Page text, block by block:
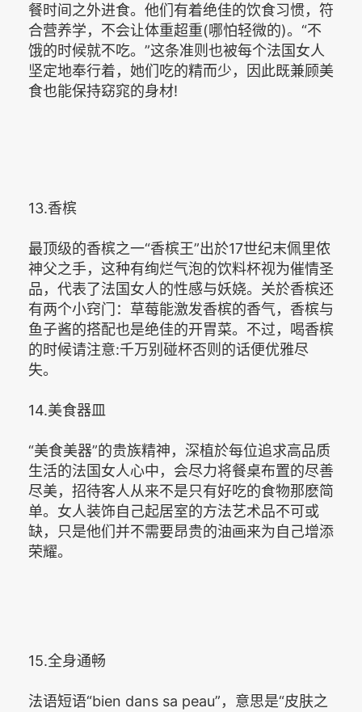
餐时间之外进食。他们有着绝佳的饮食习惯，符
合营养学，不会让体重超重(哪怕轻微的)。“不
饿的时候就不吃。”这条准则也被每个法国女人
坚定地奉行着，她们吃的精而少，因此既兼顾美
食也能保持窈窕的身材!
13.香槟
最顶级的香槟之一“香槟王”出於17世纪末佩里侬
神父之手，这种有绚烂气泡的饮料杯视为催情圣
品，代表了法国女人的性感与妖娆。关於香槟还
有两个小窍门：草莓能激发香槟的香气，香槟与
鱼子酱的搭配也是绝佳的开胃菜。不过，喝香槟
的时候请注意:千万别碰杯否则的话便优雅尽
失。
14.美食器皿
“美食美器”的贵族精神，深植於每位追求高品质
生活的法国女人心中，会尽力将餐桌布置的尽善
尽美，招待客人从来不是只有好吃的食物那麽简
单。女人装饰自己起居室的方法艺术品不可或
缺，只是他们并不需要昂贵的油画来为自己增添
荣耀。
15.全身通畅
法语短语“bien dans sa peau”，意思是“皮肤之